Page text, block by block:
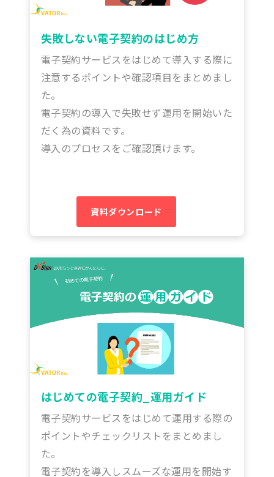
失敗しない電子契約のはじめ方
電子契約サービスをはじめて導入する際に
注意するポイントや確認項目をまとめまし
た。
電子契約の導入で失敗せず運用を開始いた
だく為の資料です。
導入のプロセスをご確認頂けます。
資料ダウンロード
はじめての電子契約_運用ガイド
電子契約サービスをはじめて運用する際の
ポイントやチェックリストをまとめまし
た。
電子契約を導入しスムーズな運用を開始す